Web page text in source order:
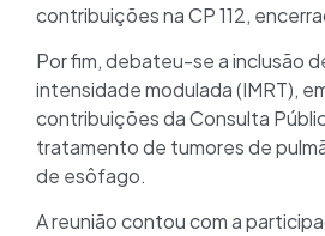
contribuições na CP 112,
Por fim, debateu-se a inclusão
intensidade modulada (IMRT),
contribuições da Consulta
tratamento de tumores de
de esôfago.
A reunião contou com a